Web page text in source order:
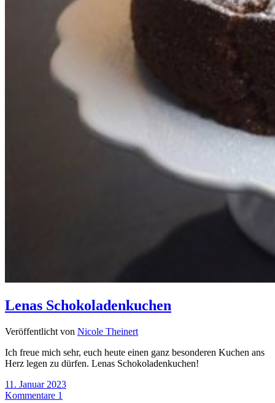
Lenas Schokoladenkuchen
Veröffentlicht von Nicole Theinert
Ich freue mich sehr, euch heute einen ganz besonderen Kuchen ans
Herz legen zu dürfen. Lenas Schokoladenkuchen!
11. Januar 2023
Kommentare 1